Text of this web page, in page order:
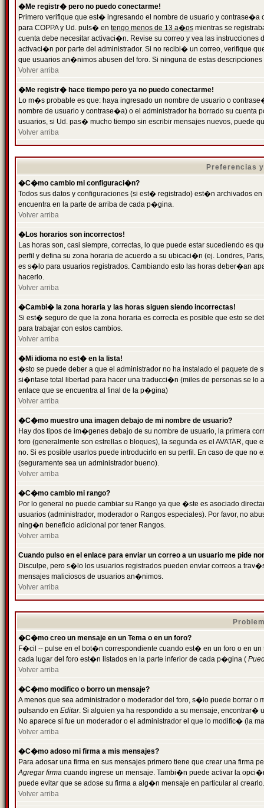
�Me registr� pero no puedo conectarme!
Primero verifique que est� ingresando el nombre de usuario y
para COPPA y Ud. puls� en tengo menos de 13 a�os mientras se
cuenta debe necesitar activaci�n. Revise su correo y vea las
activaci�n por parte del administrador. Si no recibi� un correo, verifique
que usuarios an�nimos abusen del foro. Si ninguna de estas
Volver arriba
�Me registr� hace tiempo pero ya no puedo conectarme!
Lo m�s probable es que: haya ingresado un nombre de usuario o
nombre de usuario y contrase�a) o el administrador ha borrado su
usuarios, si Ud. pas� mucho tiempo sin escribir mensajes nuevos, puede
Volver arriba
Preferencias
�C�mo cambio mi configuraci�n?
Todos sus datos y configuraciones (si est� registrado) est�n archivados
encuentra en la parte de arriba de cada p�gina.
Volver arriba
�Los horarios son incorrectos!
Las horas son, casi siempre, correctas, lo que puede estar sucediendo es
perfil y defina su zona horaria de acuerdo a su ubicaci�n (ej. Londres,
es s�lo para usuarios registrados. Cambiando esto las horas deber�an
hacerlo.
Volver arriba
�Cambi� la zona horaria y las horas siguen siendo incorrectas!
Si est� seguro de que la zona horaria es correcta es posible que esto se
para trabajar con estos cambios.
Volver arriba
�Mi idioma no est� en la lista!
�sto se puede deber a que el administrador no ha instalado el paquete
si�ntase total libertad para hacer una traducci�n (miles de personas se
enlace que se encuentra al final de la p�gina)
Volver arriba
�C�mo muestro una imagen debajo de mi nombre de usuario?
Hay dos tipos de im�genes debajo de su nombre de usuario, la primera
foro (generalmente son estrellas o bloques), la segunda es el AVATAR,
no. Si es posible usarlos puede introducirlo en su perfil. En caso de que
(seguramente sea un administrador bueno).
Volver arriba
�C�mo cambio mi rango?
Por lo general no puede cambiar su Rango ya que �ste es asociado
usuarios (administrador, moderador o Rangos especiales). Por favor, no
ning�n beneficio adicional por tener Rangos.
Volver arriba
Cuando pulso en el enlace para enviar un correo a un usuario me pide
Disculpe, pero s�lo los usuarios registrados pueden enviar correos a
mensajes maliciosos de usuarios an�nimos.
Volver arriba
�C�mo creo un mensaje en un Tema o en un foro?
F�cil -- pulse en el bot�n correspondiente cuando est� en un foro o en
cada lugar del foro est�n listados en la parte inferior de cada p�gina (
Volver arriba
�C�mo modifico o borro un mensaje?
A menos que sea administrador o moderador del foro, s�lo puede borrar o
pulsando en Editar. Si alguien ya ha respondido a su mensaje, encontrar�
No aparece si fue un moderador o el administrador el que lo modific� (la
Volver arriba
�C�mo adoso mi firma a mis mensajes?
Para adosar una firma en sus mensajes primero tiene que crear una firma
Agregar firma cuando ingrese un mensaje. Tambi�n puede activar la
puede evitar que se adose su firma a alg�n mensaje en particular al crearlo.
Volver arriba